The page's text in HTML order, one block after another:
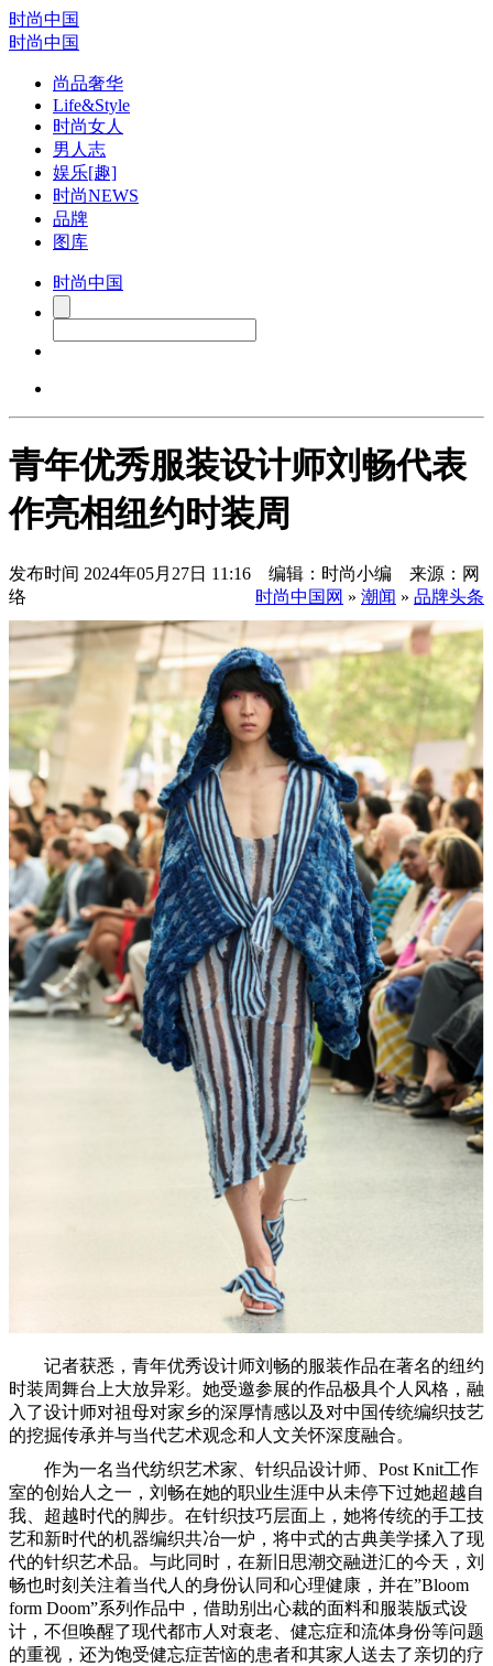
时尚中国
时尚中国
尚品奢华
Life&Style
时尚女人
男人志
娱乐[趣]
时尚NEWS
品牌
图库
时尚中国
青年优秀服装设计师刘畅代表
作亮相纽约时装周
发布时间 2024年05月27日 11:16 编辑：时尚小编 来源：网
络
时尚中国网 » 潮闻 » 品牌头条
记者获悉，青年优秀设计师刘畅的服装作品在著名的纽约
时装周舞台上大放异彩。她受邀参展的作品极具个人风格，融
入了设计师对祖母对家乡的深厚情感以及对中国传统编织技艺
的挖掘传承并与当代艺术观念和人文关怀深度融合。
作为一名当代纺织艺术家、针织品设计师、Post Knit工作
室的创始人之一，刘畅在她的职业生涯中从未停下过她超越自
我、超越时代的脚步。在针织技巧层面上，她将传统的手工技
艺和新时代的机器编织共冶一炉，将中式的古典美学揉入了现
代的针织艺术品。与此同时，在新旧思潮交融迸汇的今天，刘
畅也时刻关注着当代人的身份认同和心理健康，并在”Bloom
form Doom”系列作品中，借助别出心裁的面料和服装版式设
计，不但唤醒了现代都市人对衰老、健忘症和流体身份等问题
的重视，还为饱受健忘症苦恼的患者和其家人送去了亲切的疗